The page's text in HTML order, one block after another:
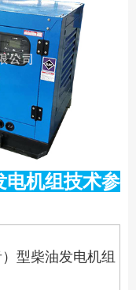
电机组技术参
型柴油发电机组